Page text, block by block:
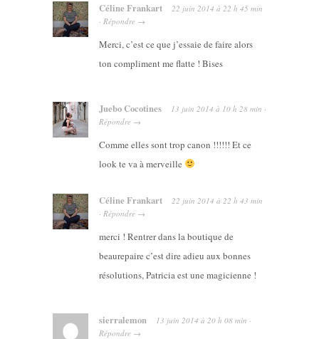
Céline Frankart 22 juin 2014 à 22 h 45 min
· Répondre →
Merci, c’est ce que j’essaie de faire alors
ton compliment me flatte ! Bises
Juebo Cocotines 13 juin 2014 à 10 h 28 min ·
Répondre →
Comme elles sont trop canon !!!!!! Et ce
look te va à merveille
Céline Frankart 22 juin 2014 à 22 h 43 min
· Répondre →
merci ! Rentrer dans la boutique de
beaurepaire c’est dire adieu aux bonnes
résolutions, Patricia est une magicienne !
sierralemon 13 juin 2014 à 20 h 08 min ·
Répondre →